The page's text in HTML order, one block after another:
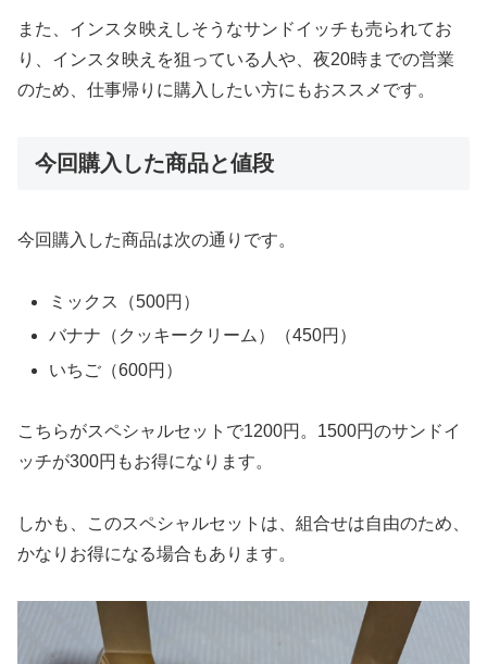
また、インスタ映えしそうなサンドイッチも売られてお
り、 インスタ映えを狙っている人や、夜20時までの営業
のため、 仕事帰りに購入したい方にもおススメです。
今回購入した商品と値段
今回購入した商品は次の通りです。
ミックス（500円）
バナナ（クッキークリーム）（450円）
いちご（600円）
こちらがスペシャルセットで1200円。 1500円のサンドイ
ッチが300円もお得になります。
しかも、このスペシャルセットは、 組合せは自由のため、
かなりお得になる場合もあります。